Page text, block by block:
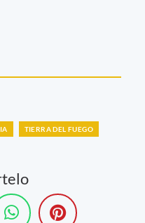
TIERRA DEL FUEGO